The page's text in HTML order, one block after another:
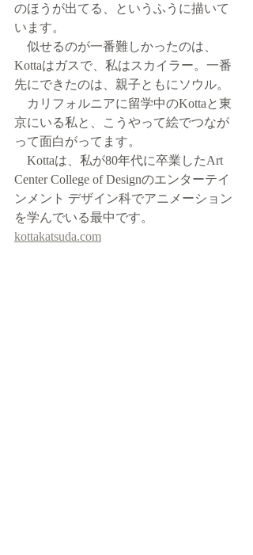
のほうが出てる、というふうに描いて
います。
似せるのが一番難しかったのは、
Kottaはガスで、私はスカイラー。一番
先にできたのは、親子ともにソウル。
カリフォルニアに留学中のKottaと東
京にいる私と、こうやって絵でつなが
って面白がってます。
Kottaは、私が80年代に卒業したArt
Center College of Designのエンターテイ
ンメント デザイン科でアニメーション
を学んでいる最中です。
kottakatsuda.com